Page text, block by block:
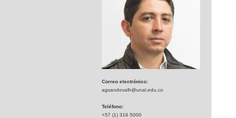
Correo electrónico:
agsandovalh@unal.edu.co
Teléfono:
+57 (1) 316 5000